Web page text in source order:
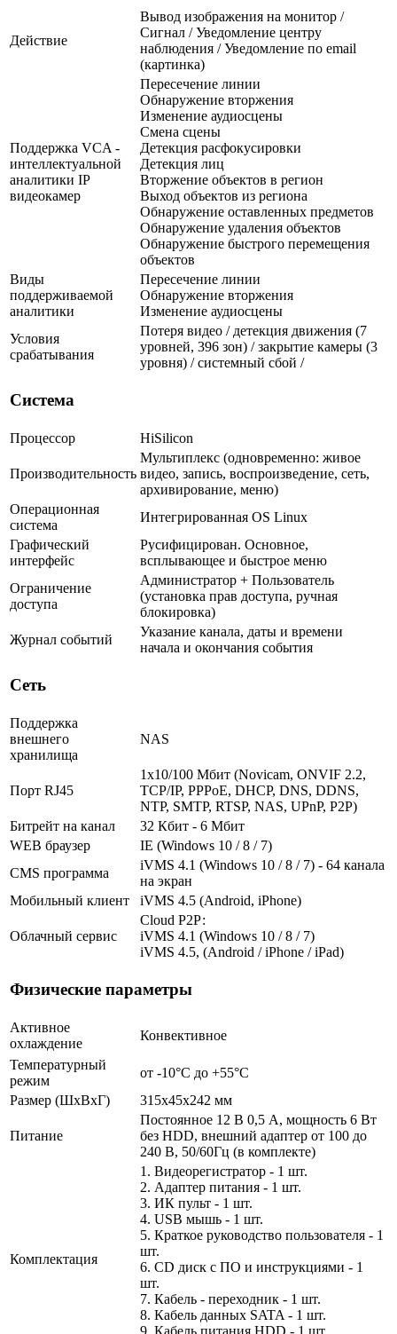
Действие
Вывод изображения на монитор /
Сигнал / Уведомление центру
наблюдения / Уведомление по email
(картинка)
Поддержка VCA -
интеллектуальной
аналитики IP
видеокамер
Пересечение линии
Обнаружение вторжения
Изменение аудиосцены
Смена сцены
Детекция расфокусировки
Детекция лиц
Вторжение объектов в регион
Выход объектов из региона
Обнаружение оставленных предметов
Обнаружение удаления объектов
Обнаружение быстрого перемещения
объектов
Виды
поддерживаемой
аналитики
Пересечение линии
Обнаружение вторжения
Изменение аудиосцены
Условия
срабатывания
Потеря видео / детекция движения (7
уровней, 396 зон) / закрытие камеры (3
уровня) / системный сбой /
Система
Процессор HiSilicon
Производительность
Мультиплекс (одновременно: живое
видео, запись, воспроизведение, сеть,
архивирование, меню)
Операционная
система
Интегрированная OS Linux
Графический
интерфейс
Русифицирован. Основное,
всплывающее и быстрое меню
Ограничение
доступа
Администратор + Пользователь
(установка прав доступа, ручная
блокировка)
Журнал событий
Указание канала, даты и времени
начала и окончания события
Сеть
Поддержка
внешнего
хранилища
NAS
Порт RJ45
1х10/100 Мбит (Novicam, ONVIF 2.2,
TCP/IP, PPPoE, DHCP, DNS, DDNS,
NTP, SMTP, RTSP, NAS, UPnP, P2P)
Битрейт на канал
32 Кбит - 6 Мбит
WEB браузер
IE (Windows 10 / 8 / 7)
CMS программа
iVMS 4.1 (Windows 10 / 8 / 7) - 64 канала
на экран
Мобильный клиент
iVMS 4.5 (Android, iPhone)
Облачный сервис
Cloud Р2Р:
iVMS 4.1 (Windows 10 / 8 / 7)
iVMS 4.5, (Android / iPhone / iPad)
Физические параметры
Активное
охлаждение
Конвективное
Температурный
режим
от -10°C до +55°C
Размер (ШxВxГ)
315x45x242 мм
Питание
Постоянное 12 В 0,5 А, мощность 6 Вт
без HDD, внешний адаптер от 100 до
240 В, 50/60Гц (в комплекте)
Комплектация
1. Видеорегистратор - 1 шт.
2. Адаптер питания - 1 шт.
3. ИК пульт - 1 шт.
4. USB мышь - 1 шт.
5. Краткое руководство пользователя - 1
шт.
6. CD диск с ПО и инструкциями - 1
шт.
7. Кабель - переходник - 1 шт.
8. Кабель данных SATA - 1 шт.
9. Кабель питания HDD - 1 шт.